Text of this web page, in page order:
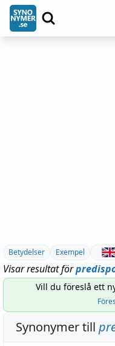
Betydelser Exempel
Visar resultat för
Vill du föreslå ett
Synonymer till